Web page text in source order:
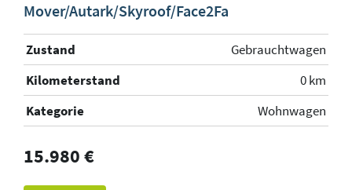
Mover/Autark/Skyroof/Face2Fa
Zustand
Gebrauchtwagen
Kilometerstand
0 km
Kategorie
Wohnwagen
15.980 €